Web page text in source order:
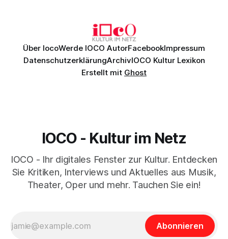
Über IocoWerde IOCO AutorFacebookImpressum
DatenschutzerklärungArchivIOCO Kultur Lexikon
Erstellt mit Ghost
IOCO - Kultur im Netz
IOCO - Ihr digitales Fenster zur Kultur. Entdecken
Sie Kritiken, Interviews und Aktuelles aus Musik,
Theater, Oper und mehr. Tauchen Sie ein!
Abonnieren